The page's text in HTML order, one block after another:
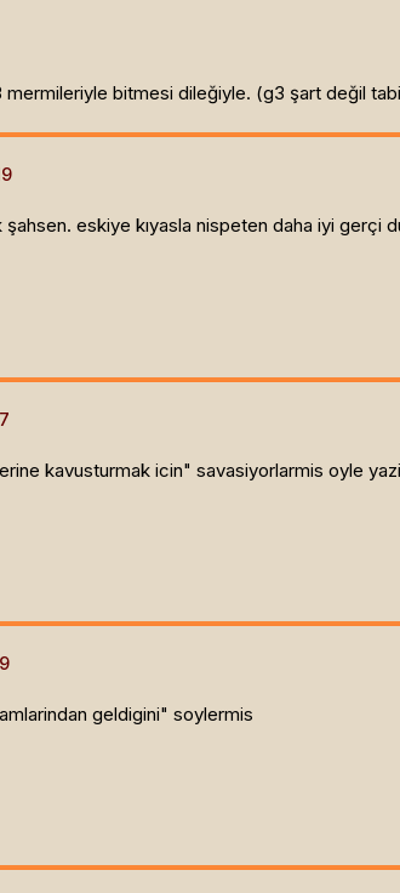
mermileriyle bitmesi dileğiyle. (g3 şart değil
eskiye kıyasla nispeten daha iyi gerçi
kavusturmak icin" savasiyorlarmis oyle
geldigini" soylermis